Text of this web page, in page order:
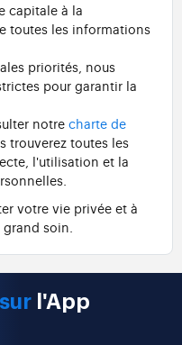
capitale à la
toutes les informations
priorités, nous
pour garantir la
notre charte de
trouverez toutes les
l'utilisation et la
votre vie privée et à
soin.
l'App